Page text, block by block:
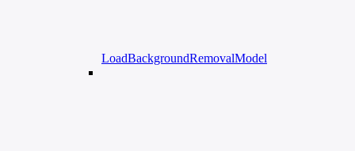
LoadBackgroundRemovalModel